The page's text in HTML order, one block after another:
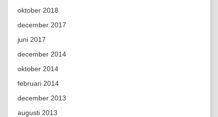
oktober 2018
december 2017
juni 2017
december 2014
oktober 2014
februari 2014
december 2013
augusti 2013